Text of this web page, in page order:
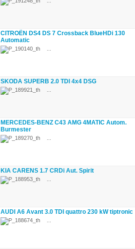
CITROËN DS4 DS 7 Crossback BlueHDi 130
Automatic
SKODA SUPERB 2.0 TDI 4x4 DSG
MERCEDES-BENZ C43 AMG 4MATIC Autom.
Burmester
KIA CARENS 1.7 CRDi Aut. Spirit
AUDI A6 Avant 3.0 TDI quattro 230 kW tiptronic